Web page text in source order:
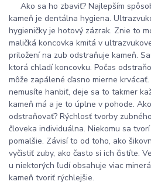
Ako sa ho zbaviť? Najlepším
kameň je dentálna hygiena.
hygieničky je hotový zázrak. Znie to
maličká koncovka kmitá v
priložení na zub odstraňuje kameň.
ktorá chladí koncovku. Počas
môže zapálené ďasno mierne
nemusíte hanbiť, deje sa to takmer
kameň má a je to úplne v pohode.
odstraňovať? Rýchlosť tvorby
človeka individuálna. Niekomu sa
pomalšie. Závisí to od toho, ako
vyčistiť zuby, ako často si ich čistíte.
u niektorých ľudí obsahuje viac
kameň tvoriť rýchlejšie.